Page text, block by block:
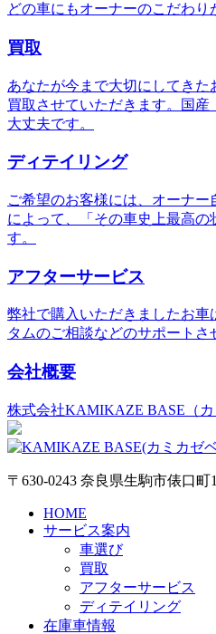
どの車にもオーナーのこだわり
買取
あなたが今まで大切にしてき
買取させていただきます。国
大丈夫です。
ディテイリング
ご希望のお客様には、オーナ
によって、「その車史上最高の
す。
アフターサービス
弊社で購入いただきましたお車
タムのご相談などのサポートさ
会社概要
株式会社KAMIKAZE BASE（カ
〒630-0243 奈良県生駒市俵口町
HOME
サービス案内
車選び
買取
アフターサービス
ディテイリング
在庫車情報